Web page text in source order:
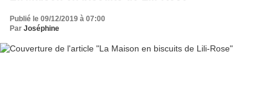
Publié le 09/12/2019 à 07:00
Par Joséphine